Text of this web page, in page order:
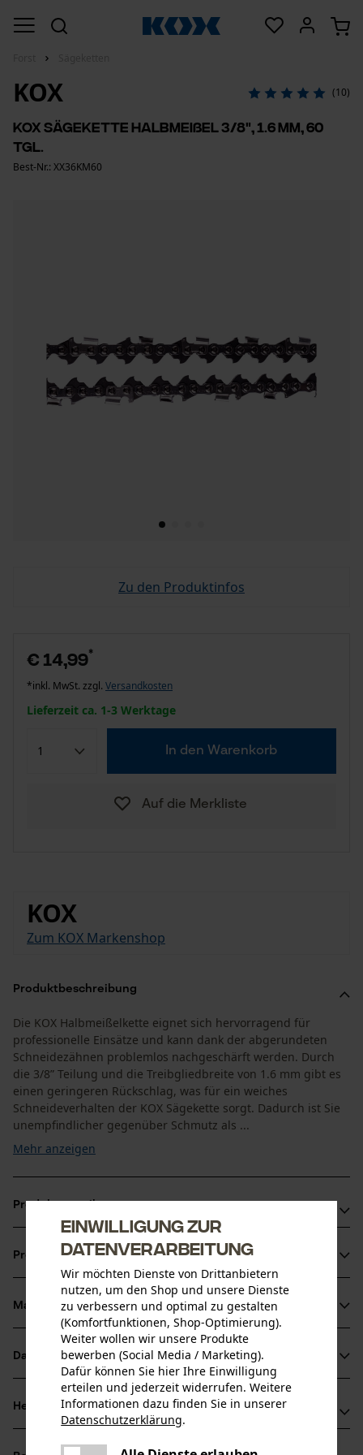
KOX (10)
KOX Sägekette Halbmeißel 3/8", 1.6 mm, 60
Tgl.
Best-Nr.: XX36KM60
Zu den Produktinfos
€ 14,99*
*inkl. MwSt. zzgl. Versandkosten
Lieferzeit ca. 1-3 Werktage
In den Warenkorb
Auf die Merkliste
KOX
Zum KOX Markenshop
Produktbeschreibung
Die KOX Halbmeißelkette eignet sich hervorragend für
professionelle Einsätze und kann dank der abgerundeten
Schneidezähnen problemlos nachgeschärft werden. Durch
die 3/8” Teilung und die Treibgliedbreite von 1.6 mm gibt es
einen geringeren Rückschlag, was für ein weiches
Schneideverhalten der KOX Sägekette sorgt. Dadurch ist Sie
unempfindlicher gegenüber Schmutz als ...
Mehr anzeigen
Produktvorteile
Weniger Rückschlag durch Sicherheitstreibglieder
Schneidegarnitur
Unempfindlicher gegenüber Schmutz als Vollmeißel-
Sägeketten, aber etwas geringere Schnittleistung
Produktinformationen
Produktdetails
Aktivitätstyp
Altersgruppe
Erwachsener
Material & Pflege
Material
Hauptmaterial
Datenblätter
Produktsicherheitsdatenblatt (PDF)
Herstellerinformationen
Einwilligung zur
Datenverarbeitung
Wir möchten Dienste von Drittanbietern
nutzen, um den Shop und unsere Dienste
zu verbessern und optimal zu gestalten
(Komfortfunktionen, Shop-Optimierung).
Weiter wollen wir unsere Produkte
bewerben (Social Media / Marketing).
Dafür können Sie hier Ihre Einwilligung
erteilen und jederzeit widerrufen. Weitere
Informationen dazu finden Sie in unserer
Datenschutzerklärung.
Es ist ein Fehler aufgetreten. Bitte